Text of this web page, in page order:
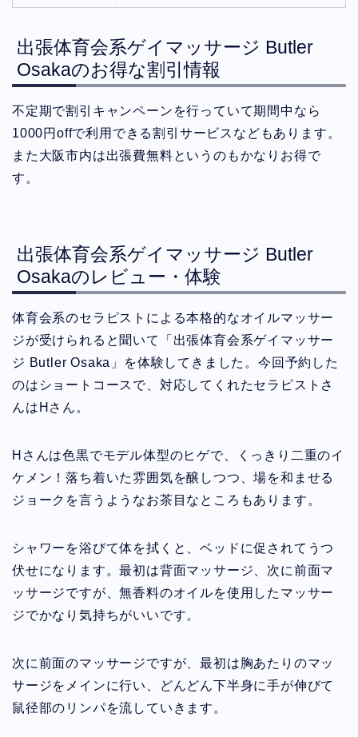
出張体育会系ゲイマッサージ Butler
Osakaのお得な割引情報
不定期で割引キャンペーンを行っていて期間中なら
1000円offで利用できる割引サービスなどもあります。
また大阪市内は出張費無料というのもかなりお得で
す。
出張体育会系ゲイマッサージ Butler
Osakaのレビュー・体験
体育会系のセラピストによる本格的なオイルマッサー
ジが受けられると聞いて「出張体育会系ゲイマッサー
ジ Butler Osaka」を体験してきました。今回予約した
のはショートコースで、対応してくれたセラピストさ
んはHさん。
Hさんは色黒でモデル体型のヒゲで、くっきり二重のイ
ケメン！落ち着いた雰囲気を醸しつつ、場を和ませる
ジョークを言うようなお茶目なところもあります。
シャワーを浴びて体を拭くと、ベッドに促されてうつ
伏せになります。最初は背面マッサージ、次に前面マ
ッサージですが、無香料のオイルを使用したマッサー
ジでかなり気持ちがいいです。
次に前面のマッサージですが、最初は胸あたりのマッ
サージをメインに行い、どんどん下半身に手が伸びて
鼠径部のリンパを流していきます。